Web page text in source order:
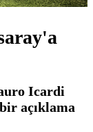
Icardi
açıklama